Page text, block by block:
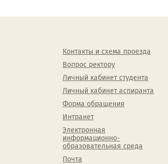
Контакты и схема проезда
Вопрос ректору
Личный кабинет студента
Личный кабинет аспиранта
Форма обращения
Интранет
Электронная
информационно-
образовательная среда
Почта